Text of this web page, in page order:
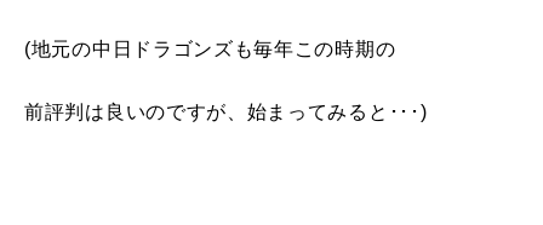
(地元の中日ドラゴンズも毎年この時期の
前評判は良いのですが、始まってみると･･･)